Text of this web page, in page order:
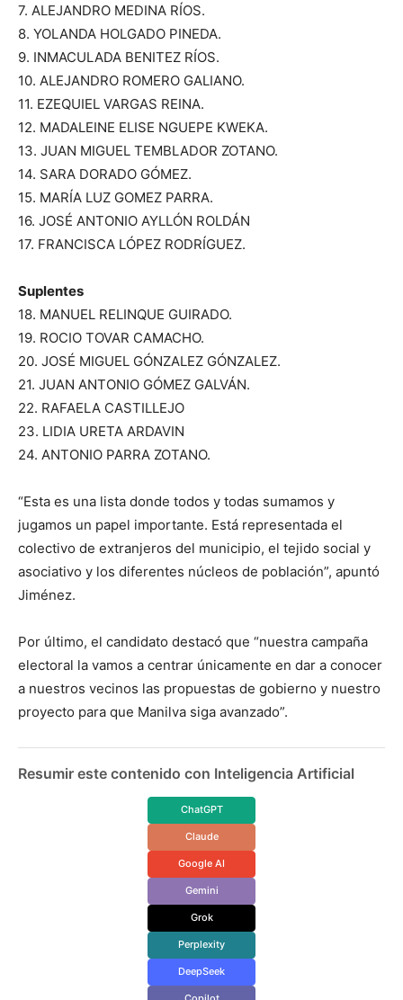
7. ALEJANDRO MEDINA RÍOS.
8. YOLANDA HOLGADO PINEDA.
9. INMACULADA BENITEZ RÍOS.
10. ALEJANDRO ROMERO GALIANO.
11. EZEQUIEL VARGAS REINA.
12. MADALEINE ELISE NGUEPE KWEKA.
13. JUAN MIGUEL TEMBLADOR ZOTANO.
14. SARA DORADO GÓMEZ.
15. MARÍA LUZ GOMEZ PARRA.
16. JOSÉ ANTONIO AYLLÓN ROLDÁN
17. FRANCISCA LÓPEZ RODRÍGUEZ.
Suplentes
18. MANUEL RELINQUE GUIRADO.
19. ROCIO TOVAR CAMACHO.
20. JOSÉ MIGUEL GÓNZALEZ GÓNZALEZ.
21. JUAN ANTONIO GÓMEZ GALVÁN.
22. RAFAELA CASTILLEJO
23. LIDIA URETA ARDAVIN
24. ANTONIO PARRA ZOTANO.
“Esta es una lista donde todos y todas sumamos y
jugamos un papel importante. Está representada el
colectivo de extranjeros del municipio, el tejido social y
asociativo y los diferentes núcleos de población”, apuntó
Jiménez.
Por último, el candidato destacó que “nuestra campaña
electoral la vamos a centrar únicamente en dar a conocer
a nuestros vecinos las propuestas de gobierno y nuestro
proyecto para que Manilva siga avanzado”.
Resumir este contenido con Inteligencia Artificial
ChatGPT
Claude
Google AI
Gemini
Grok
Perplexity
DeepSeek